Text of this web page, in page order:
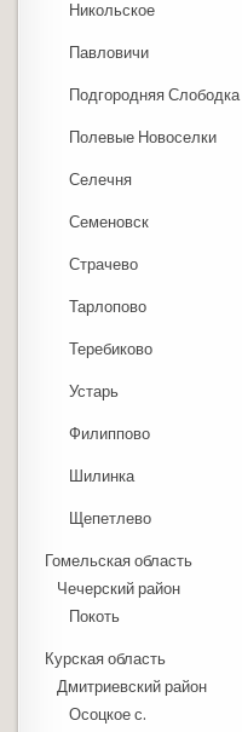
Никольское
Павловичи
Подгородняя Слободка
Полевые Новоселки
Селечня
Семеновск
Страчево
Тарлопово
Теребиково
Устарь
Филиппово
Шилинка
Щепетлево
Гомельская область
Чечерский район
Покоть
Курская область
Дмитриевский район
Осоцкое с.